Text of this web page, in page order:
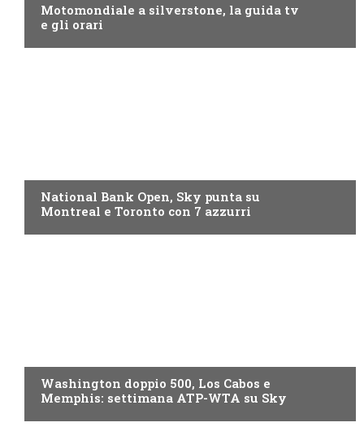
Motomondiale a silverstone, la guida tv
e gli orari
National Bank Open, Sky punta su
Montreal e Toronto con 7 azzurri
Washington doppio 500, Los Cabos e
Memphis: settimana ATP-WTA su Sky